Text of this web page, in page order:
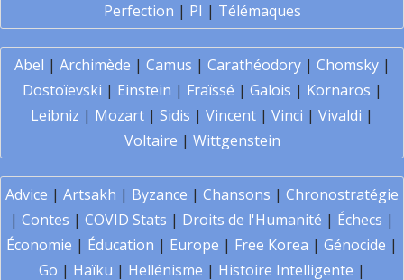
Perfection | PI | Télémaques
Abel | Archimède | Camus | Carathéodory| Chomsky|
Dostoïevski | Einstein | Fraïssé | Galois | Kornaros |
Leibniz | Mozart | Sidis | Vincent | Vinci | Vivaldi |
Voltaire | Wittgenstein
Advice | Artsakh | Byzance | Chansons | Chronostratégie
| Contes | COVID Stats | Droits de l'Humanité | Échecs |
Économie | Éducation | Europe | Free Korea | Génocide |
Go | Haïku | Hellénisme | Histoire Intelligente |